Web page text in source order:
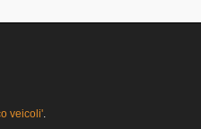
veicoli'.